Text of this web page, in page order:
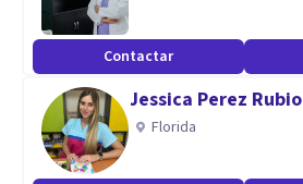
Contactar
Jessica Perez Rubio
Florida